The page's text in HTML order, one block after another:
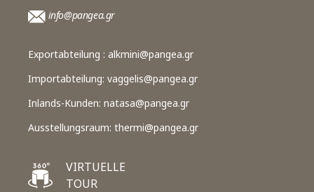
info@pangea.gr
Exportabteilung : alkmini@pangea.gr
Importabteilung: vaggelis@pangea.gr
Inlands-Kunden: natasa@pangea.gr
Ausstellungsraum: thermi@pangea.gr
VIRTUELLE
TOUR